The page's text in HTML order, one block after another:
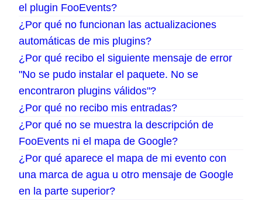
el plugin FooEvents?
¿Por qué no funcionan las actualizaciones
automáticas de mis plugins?
¿Por qué recibo el siguiente mensaje de error
"No se pudo instalar el paquete. No se
encontraron plugins válidos"?
¿Por qué no recibo mis entradas?
¿Por qué no se muestra la descripción de
FooEvents ni el mapa de Google?
¿Por qué aparece el mapa de mi evento con
una marca de agua u otro mensaje de Google
en la parte superior?